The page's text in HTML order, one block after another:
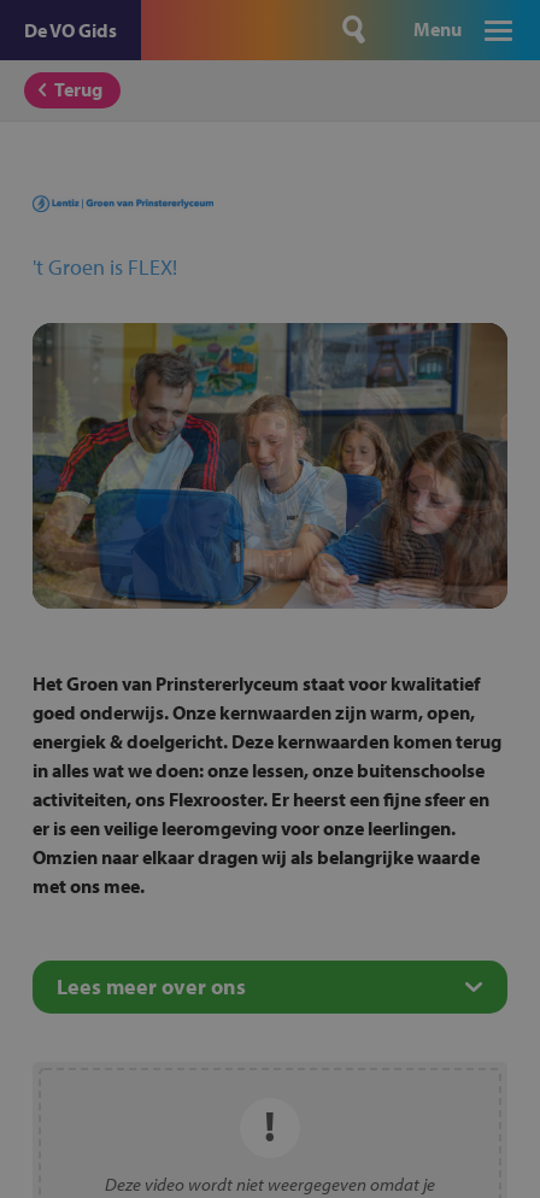
De VO Gids Menu
Terug
't Groen is FLEX!
Het Groen van Prinstererlyceum staat voor kwalitatief
goed onderwijs. Onze kernwaarden zijn warm, open,
energiek & doelgericht. Deze kernwaarden komen terug
in alles wat we doen: onze lessen, onze buitenschoolse
activiteiten, ons Flexrooster. Er heerst een fijne sfeer en
er is een veilige leeromgeving voor onze leerlingen.
Omzien naar elkaar dragen wij als belangrijke waarde
met ons mee.
Lees meer over ons
Deze video wordt niet weergegeven omdat je